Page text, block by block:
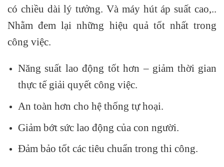
có chiều dài lý tưởng. Và máy hút áp suất cao,..
Nhằm đem lại những hiệu quả tốt nhất trong
công việc.
Năng suất lao động tốt hơn – giảm thời gian
thực tế giải quyết công việc.
An toàn hơn cho hệ thống tự hoại.
Giảm bớt sức lao động của con người.
Đảm bảo tốt các tiêu chuẩn trong thi công.